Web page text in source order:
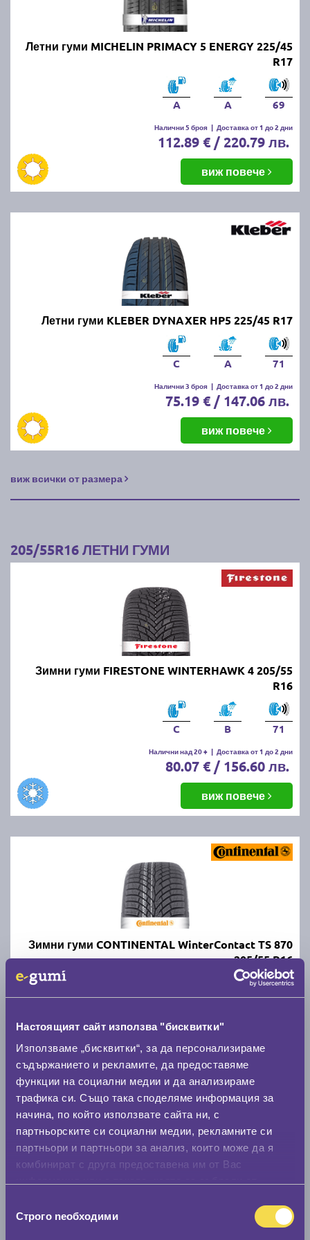
Настоящият сайт използва "бисквитки"
Използваме „бисквитки“, за да персонализираме
съдържанието и рекламите, да предоставяме
функции на социални медии и да анализираме
трафика си. Също така споделяме информация за
начина, по който използвате сайта ни, с
партньорските си социални медии, рекламните си
партньори и партньори за анализ, които може да я
комбинират с друга предоставена им от Вас
наСтрого nеобходими
безплатна доставка, но предлага експресна
доставка до всички точки на страната.
Възползвайте се от директна доставка до Варна,
Търново, Русе, Плевен, Ловеч, Видин,
Благоевград, Кюстендил, Перник, Хасково,
Силистра, Добрич и други градове.
Летни гуми MICHELIN PRIMACY 5 ENERGY 225/45
R17
A A 69
Налични 5 броя | Доставка от 1 до 2 дни
112.89 € / 220.79 лв.
виж повече
Летни гуми KLEBER DYNAXER HP5 225/45 R17
C A 71
Налични 3 броя | Доставка от 1 до 2 дни
75.19 € / 147.06 лв.
виж повече
виж всички от размера
205/55R16 ЛЕТНИ ГУМИ
Зимни гуми FIRESTONE WINTERHAWK 4 205/55
R16
C B 71
Налични над 20 + | Доставка от 1 до 2 дни
80.07 € / 156.60 лв.
виж повече
Зимни гуми CONTINENTAL WinterContact TS 870
205/55 R16
C B 70
Налични над 20 + | Доставка от 1 до 2 дни
виж повече
Летни гуми MATADOR Hectorra 5 205/55 R16